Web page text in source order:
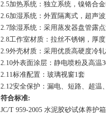
2.5加热系统：独立系统，镍铬
2.6加湿系统：外置隔离式，超声
2.7除湿系统：采用蒸发器盘管露
2.8工作室材质：拉丝不锈钢，厚
2.9外壳材质：采用优质高硬度冷轧板
2.10外表面涂层：静电喷粉及
2.11标准配置：玻璃视窗1套
2.12安全保护：漏电、短路、
符合标准:
JC/T 959-2005 水泥胶砂试体养护箱